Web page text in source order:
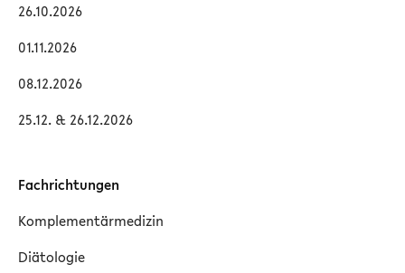
26.10.2026
01.11.2026
08.12.2026
25.12. & 26.12.2026
Fachrichtungen
Komplementärmedizin
Diätologie